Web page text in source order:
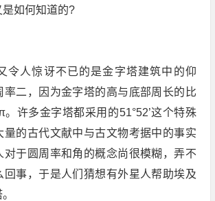
如何知道的?
令人惊讶不已的是金字塔建筑中的仰
率二，因为金字塔的高与底部周长的比
许多金字塔都采用的51°52’这个特殊
量的古代文献中与古文物考据中的事实
对于圆周率和角的概念尚很模糊，弄不
回事，于是人们猜想有外星人帮助埃及